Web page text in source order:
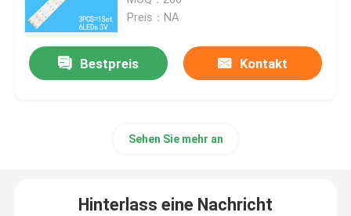
Hintergrundbeleuchtung von Samsung TV
Preis：NA
Bestpreis Kontakt
Sehen Sie mehr an
Hinterlass eine Nachricht